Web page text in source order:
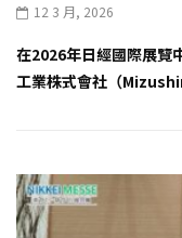
12 3 月, 2026
在2026年日經國際展覽
工業株式會社（